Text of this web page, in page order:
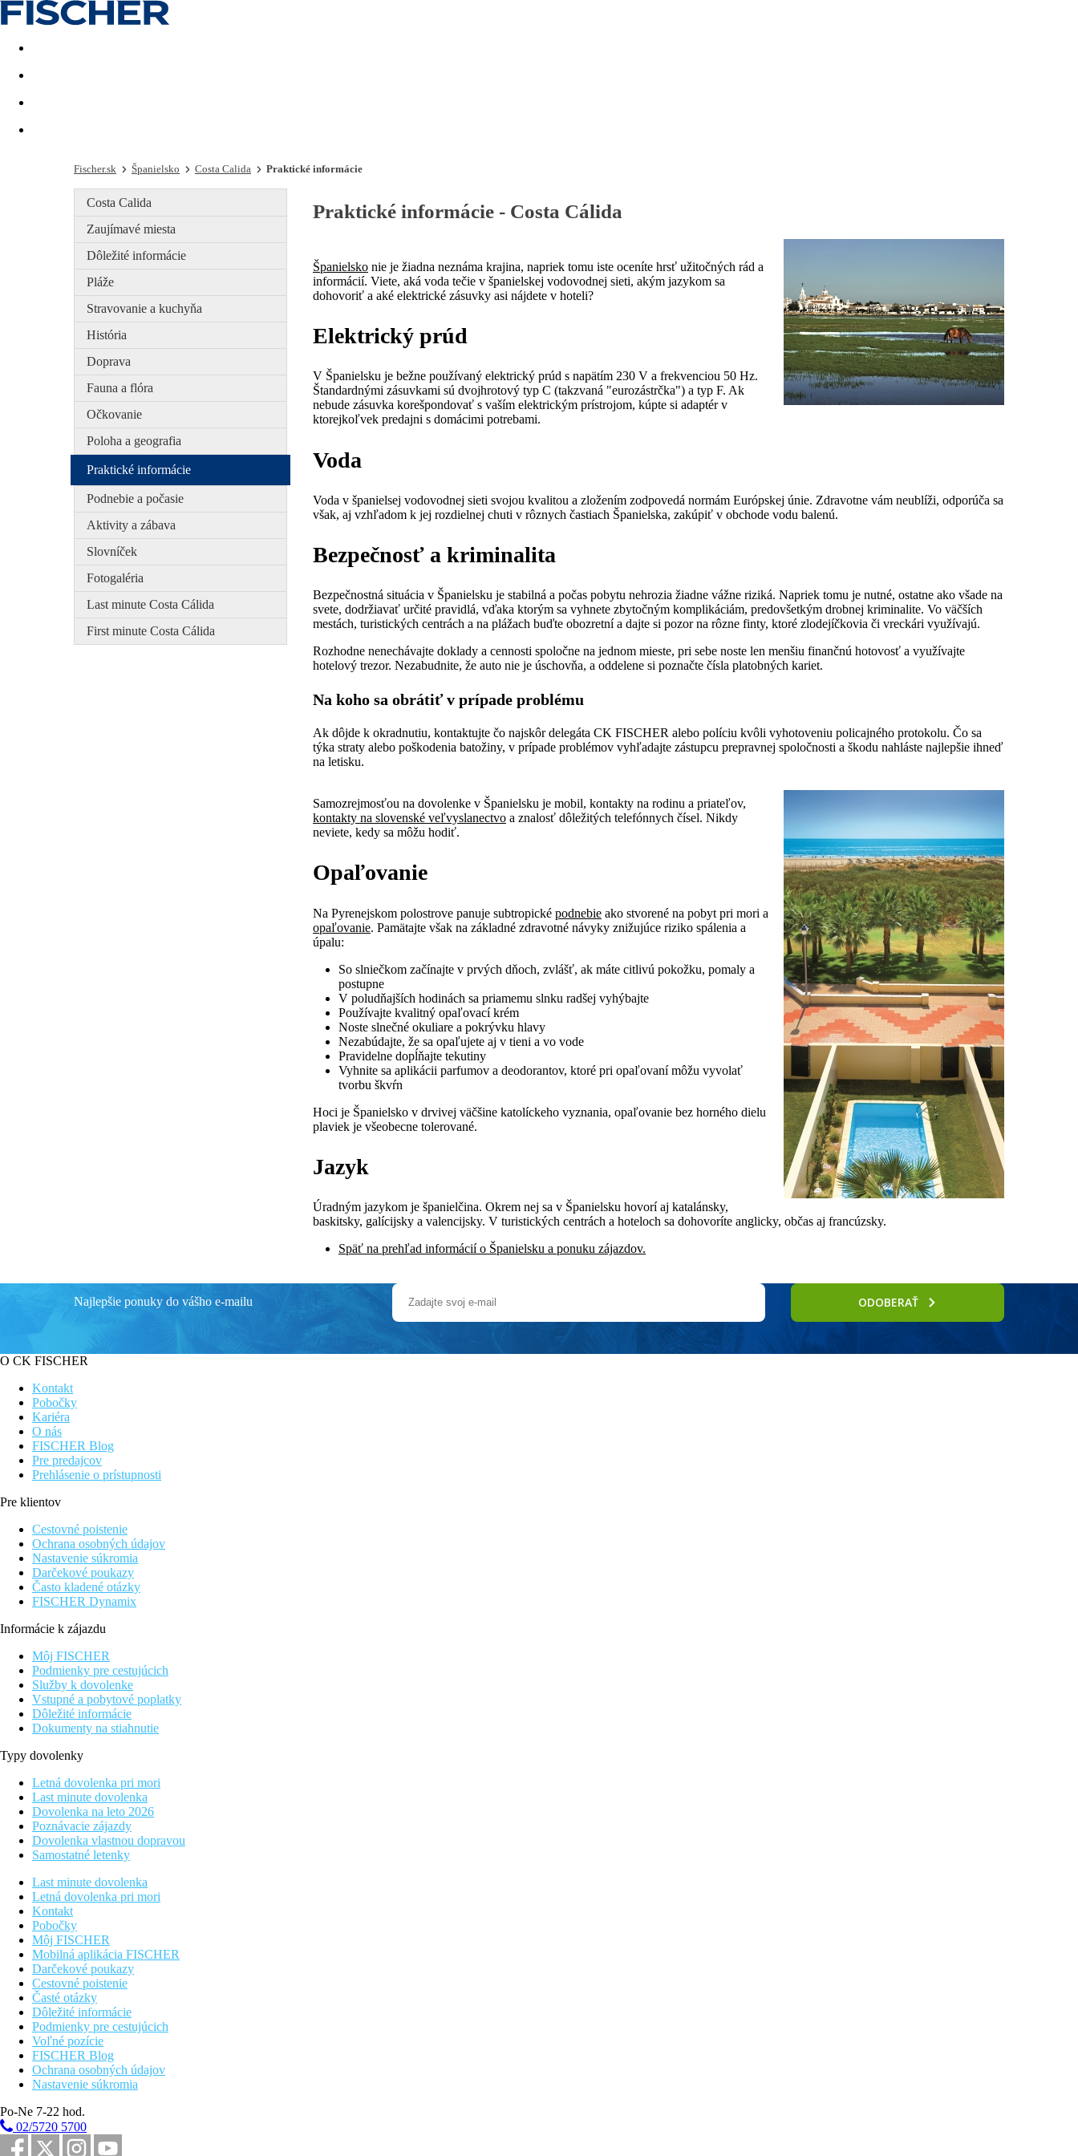
Last minute Dovolenkové kluby
Fischer.sk Španielsko Costa Calida Praktické informácie
Costa Calida
Zaujímavé miesta
Dôležité informácie
Pláže
Stravovanie a kuchyňa
História
Doprava
Fauna a flóra
Očkovanie
Poloha a geografia
Praktické informácie
Podnebie a počasie
Aktivity a zábava
Slovníček
Fotogaléria
Last minute Costa Cálida
First minute Costa Cálida
Praktické informácie - Costa Cálida
Španielsko nie je žiadna neznáma krajina, napriek tomu iste oceníte hrsť užitočných rád a
informácií. Viete, aká voda tečie v španielskej vodovodnej sieti, akým jazykom sa
dohovoriť a aké elektrické zásuvky asi nájdete v hoteli?
Elektrický prúd
V Španielsku je bežne používaný elektrický prúd s napätím 230 V a frekvenciou 50 Hz.
Štandardnými zásuvkami sú dvojhrotový typ C (takzvaná "eurozástrčka") a typ F. Ak
nebude zásuvka korešpondovať s vaším elektrickým prístrojom, kúpte si adaptér v
ktorejkoľvek predajni s domácimi potrebami.
Voda
Voda v španielsej vodovodnej sieti svojou kvalitou a zložením zodpovedá normám Európskej únie. Zdravotne vám neublíži, odporúča sa
však, aj vzhľadom k jej rozdielnej chuti v rôznych častiach Španielska, zakúpiť v obchode vodu balenú.
Bezpečnosť a kriminalita
Bezpečnostná situácia v Španielsku je stabilná a počas pobytu nehrozia žiadne vážne riziká. Napriek tomu je nutné, ostatne ako všade na
svete, dodržiavať určité pravidlá, vďaka ktorým sa vyhnete zbytočným komplikáciám, predovšetkým drobnej kriminalite. Vo väčších
mestách, turistických centrách a na plážach buďte obozretní a dajte si pozor na rôzne finty, ktoré zlodejíčkovia či vreckári využívajú.
Rozhodne nenechávajte doklady a cennosti spoločne na jednom mieste, pri sebe noste len menšiu finančnú hotovosť a využívajte
hotelový trezor. Nezabudnite, že auto nie je úschovňa, a oddelene si poznačte čísla platobných kariet.
Na koho sa obrátiť v prípade problému
Ak dôjde k okradnutiu, kontaktujte čo najskôr delegáta CK FISCHER alebo políciu kvôli vyhotoveniu policajného protokolu. Čo sa
týka straty alebo poškodenia batožiny, v prípade problémov vyhľadajte zástupcu prepravnej spoločnosti a škodu nahláste najlepšie ihneď
na letisku.
Samozrejmosťou na dovolenke v Španielsku je mobil, kontakty na rodinu a priateľov,
kontakty na slovenské veľvyslanectvo a znalosť dôležitých telefónnych čísel. Nikdy
neviete, kedy sa môžu hodiť.
Opaľovanie
Na Pyrenejskom polostrove panuje subtropické podnebie ako stvorené na pobyt pri mori a
opaľovanie. Pamätajte však na základné zdravotné návyky znižujúce riziko spálenia a
úpalu:
So slniečkom začínajte v prvých dňoch, zvlášť, ak máte citlivú pokožku, pomaly a
postupne
V poludňajších hodinách sa priamemu slnku radšej vyhýbajte
Používajte kvalitný opaľovací krém
Noste slnečné okuliare a pokrývku hlavy
Nezabúdajte, že sa opaľujete aj v tieni a vo vode
Pravidelne dopĺňajte tekutiny
Vyhnite sa aplikácii parfumov a deodorantov, ktoré pri opaľovaní môžu vyvolať
tvorbu škvŕn
Hoci je Španielsko v drvivej väčšine katolíckeho vyznania, opaľovanie bez horného dielu
plaviek je všeobecne tolerované.
Jazyk
Úradným jazykom je španielčina. Okrem nej sa v Španielsku hovorí aj katalánsky,
baskitsky, galícijsky a valencijsky. V turistických centrách a hoteloch sa dohovoríte anglicky, občas aj francúzsky.
Späť na prehľad informácií o Španielsku a ponuku zájazdov.
Najlepšie ponuky do vášho e-mailu ODOBERAŤ
O CK FISCHER
Kontakt
Pobočky
Kariéra
O nás
FISCHER Blog
Pre predajcov
Prehlásenie o prístupnosti
Pre klientov
Cestovné poistenie
Ochrana osobných údajov
Nastavenie súkromia
Darčekové poukazy
Často kladené otázky
FISCHER Dynamix
Informácie k zájazdu
Môj FISCHER
Podmienky pre cestujúcich
Služby k dovolenke
Vstupné a pobytové poplatky
Dôležité informácie
Dokumenty na stiahnutie
Typy dovolenky
Letná dovolenka pri mori
Last minute dovolenka
Dovolenka na leto 2026
Poznávacie zájazdy
Dovolenka vlastnou dopravou
Samostatné letenky
Last minute dovolenka
Letná dovolenka pri mori
Kontakt
Pobočky
Môj FISCHER
Mobilná aplikácia FISCHER
Darčekové poukazy
Cestovné poistenie
Časté otázky
Dôležité informácie
Podmienky pre cestujúcich
Voľné pozície
FISCHER Blog
Ochrana osobných údajov
Nastavenie súkromia
Po-Ne 7-22 hod.
02/5720 5700